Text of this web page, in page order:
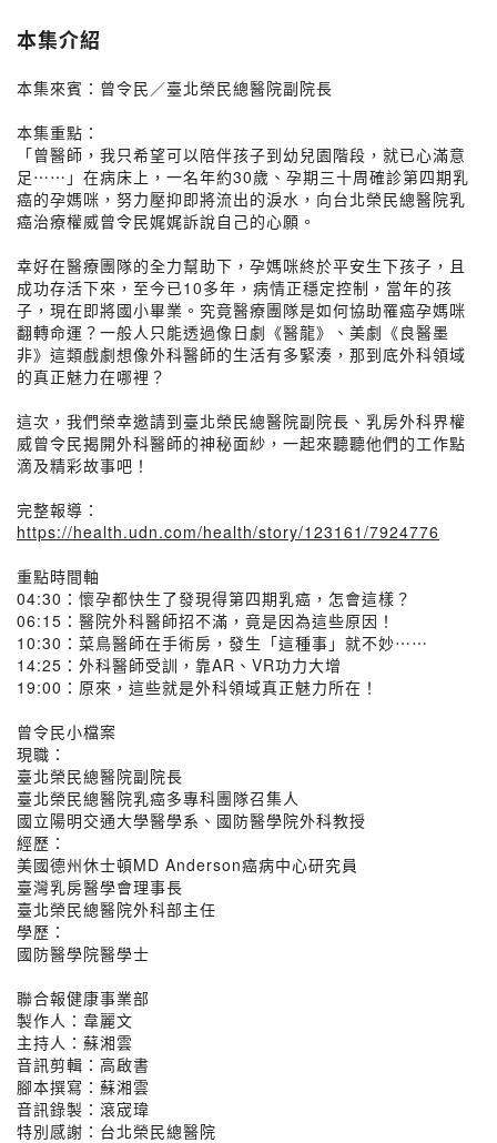
本集介紹
本集來賓：曾令民／臺北榮民總醫院副院長
本集重點：
「曾醫師，我只希望可以陪伴孩子到幼兒園階段，就已心滿意
足⋯⋯」在病床上，一名年約30歲、孕期三十周確診第四期乳
癌的孕媽咪，努力壓抑即將流出的淚水，向台北榮民總醫院乳
癌治療權威曾令民娓娓訴說自己的心願。
幸好在醫療團隊的全力幫助下，孕媽咪終於平安生下孩子，且
成功存活下來，至今已10多年，病情正穩定控制，當年的孩
子，現在即將國小畢業。究竟醫療團隊是如何協助罹癌孕媽咪
翻轉命運？一般人只能透過像日劇《醫龍》、美劇《良醫墨
非》這類戲劇想像外科醫師的生活有多緊湊，那到底外科領域
的真正魅力在哪裡？
這次，我們榮幸邀請到臺北榮民總醫院副院長、乳房外科界權
威曾令民揭開外科醫師的神秘面紗，一起來聽聽他們的工作點
滴及精彩故事吧！
完整報導：
https://health.udn.com/health/story/123161/7924776
重點時間軸
04:30：懷孕都快生了發現得第四期乳癌，怎會這樣？
06:15：醫院外科醫師招不滿，竟是因為這些原因！
10:30：菜鳥醫師在手術房，發生「這種事」就不妙⋯⋯
14:25：外科醫師受訓，靠AR、VR功力大增
19:00：原來，這些就是外科領域真正魅力所在！
曾令民小檔案
現職：
臺北榮民總醫院副院長
臺北榮民總醫院乳癌多專科團隊召集人
國立陽明交通大學醫學系、國防醫學院外科教授
經歷：
美國德州休士頓MD Anderson癌病中心研究員
臺灣乳房醫學會理事長
臺北榮民總醫院外科部主任
學歷：
國防醫學院醫學士
聯合報健康事業部
製作人：韋麗文
主持人：蘇湘雲
音訊剪輯：高啟書
腳本撰寫：蘇湘雲
音訊錄製：滾宬瑋
特別感謝：台北榮民總醫院